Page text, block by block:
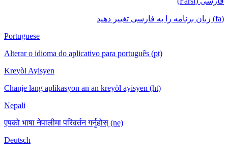
(fa) زبان برنامه را به فارسی تغییر دهید
Portuguese
Alterar o idioma do aplicativo para português (pt)
Kreyòl Ayisyen
Chanje lang aplikasyon an an kreyòl ayisyen (ht)
Nepali
एपको भाषा नेपालीमा परिवर्तन गर्नुहोस् (ne)
Deutsch